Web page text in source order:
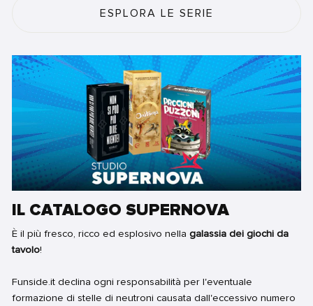
ESPLORA LE SERIE
IL CATALOGO SUPERNOVA
È il più fresco, ricco ed esplosivo nella galassia dei giochi da
tavolo!
Funside.it declina ogni responsabilità per l'eventuale
formazione di stelle di neutroni causata dall'eccessivo numero